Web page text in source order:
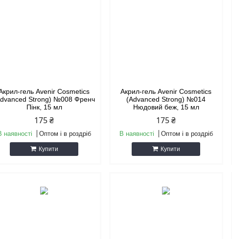
гель Avenir Cosmetics
Strong) №008 Френч
Пінк, 15 мл
175 ₴
наявності Оптом і в роздріб
Купити
Акрил-гель Avenir Cosmetics
(Advanced Strong) №014
Нюдовий беж, 15 мл
175 ₴
В наявності Оптом і в роздріб
Купити